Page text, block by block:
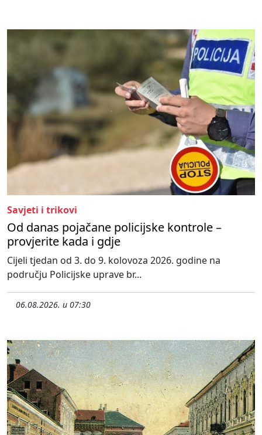
Savjeti i trikovi
Od danas pojačane policijske kontrole –
provjerite kada i gdje
Cijeli tjedan od 3. do 9. kolovoza 2026. godine na
području Policijske uprave br...
06.08.2026. u 07:30